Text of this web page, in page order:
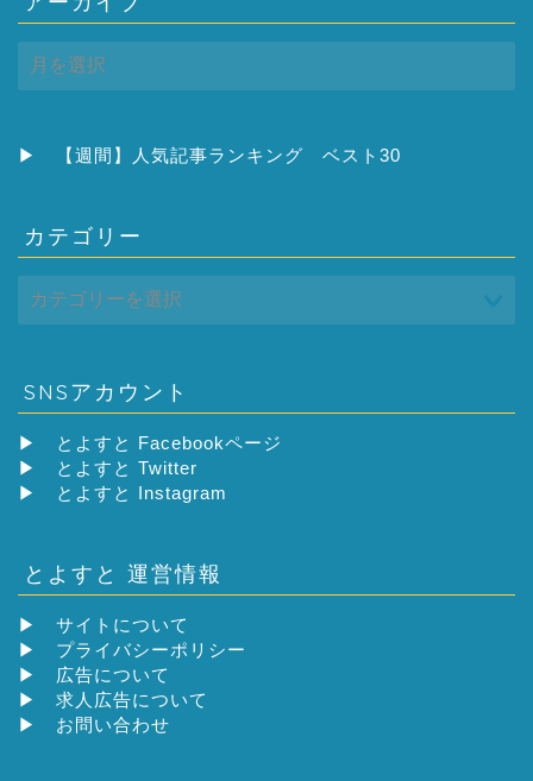
ア
ー
ブ
▶ 【週間】人気記事ランキング ベスト30
カテゴリー
SNSアカウント
▶
とよすと Facebookページ
▶
とよすと Twitter
▶
とよすと Instagram
とよすと 運営情報
▶ サイトについて
▶ プライバシーポリシー
▶ 広告について
▶ 求人広告について
▶ お問い合わせ